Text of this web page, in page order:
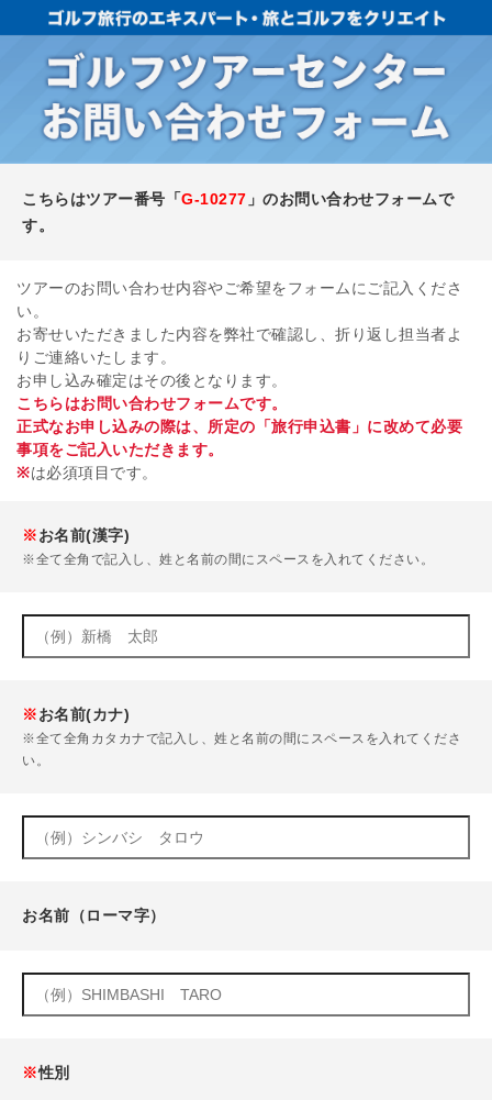
こちらはツアー番号「G-10277 」のお問い合わせフォームで
す。
ツアーのお問い合わせ内容やご希望をフォームにご記入くださ
い。
お寄せいただきました内容を弊社で確認し、折り返し担当者よ
りご連絡いたします。
お申し込み確定はその後となります。
こちらはお問い合わせフォームです。
正式なお申し込みの際は、所定の「旅行申込書」に改めて必要
事項をご記入いただきます。
※は必須項目です。
※お名前(漢字)
※全て全角で記入し、姓と名前の間にスペースを入れてください。
※お名前(カナ)
※全て全角カタカナで記入し、姓と名前の間にスペースを入れてくださ
い。
お名前（ローマ字）
※性別